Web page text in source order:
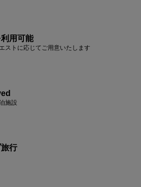
用可能
ストに応じてご用意いたします
施設
行